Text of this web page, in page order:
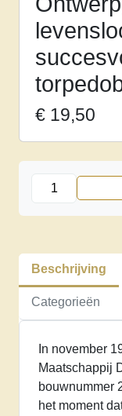
€ 19,50
Hr.Ms.
Isaac
Sweers.
bouw
en
levensloop
succesvolle
aantal
Beschrijving
Categorieën
In november
Maatschappij
bouwnummer
het moment